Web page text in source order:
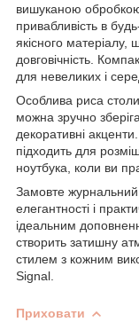
вишуканою
привабливість в
якісного матеріалу,
довговічність.
для невеликих і
Особлива риса
можна зручно
декоративні
підходить для
ноутбука, коли ви
Замовте журнальний
елегантності і
ідеальним
створить затишну
стилем з кожним
Signal.
Приховати